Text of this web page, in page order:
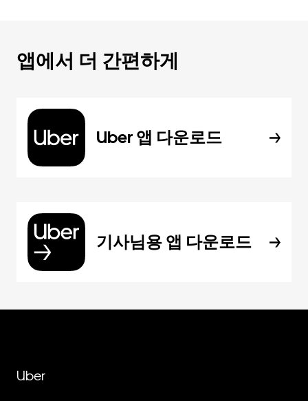
앱에서 더 간편하게
Uber 앱 다운로드
기사님용 앱 다운로드
Uber